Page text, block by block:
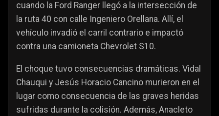
cuando la Ford Ranger llegó a la intersección de
la ruta 40 con calle Ingeniero Orellana. Allí, el
vehículo invadió el carril contrario e impactó
contra una camioneta Chevrolet S10.
El choque tuvo consecuencias dramáticas. Vidal
Chauqui y Jesús Horacio Cancino murieron en el
lugar como consecuencia de las graves heridas
sufridas durante la colisión. Además, Anacleto